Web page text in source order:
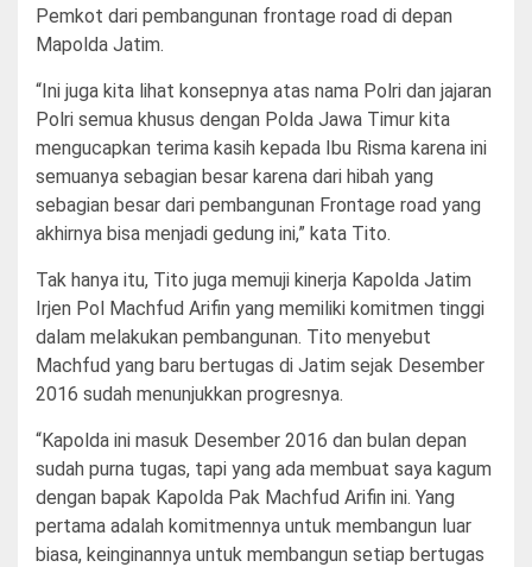
Pemkot dari pembangunan frontage road di depan
Mapolda Jatim.
“Ini juga kita lihat konsepnya atas nama Polri dan jajaran
Polri semua khusus dengan Polda Jawa Timur kita
mengucapkan terima kasih kepada Ibu Risma karena ini
semuanya sebagian besar karena dari hibah yang
sebagian besar dari pembangunan Frontage road yang
akhirnya bisa menjadi gedung ini,” kata Tito.
Tak hanya itu, Tito juga memuji kinerja Kapolda Jatim
Irjen Pol Machfud Arifin yang memiliki komitmen tinggi
dalam melakukan pembangunan. Tito menyebut
Machfud yang baru bertugas di Jatim sejak Desember
2016 sudah menunjukkan progresnya.
“Kapolda ini masuk Desember 2016 dan bulan depan
sudah purna tugas, tapi yang ada membuat saya kagum
dengan bapak Kapolda Pak Machfud Arifin ini. Yang
pertama adalah komitmennya untuk membangun luar
biasa, keinginannya untuk membangun setiap bertugas